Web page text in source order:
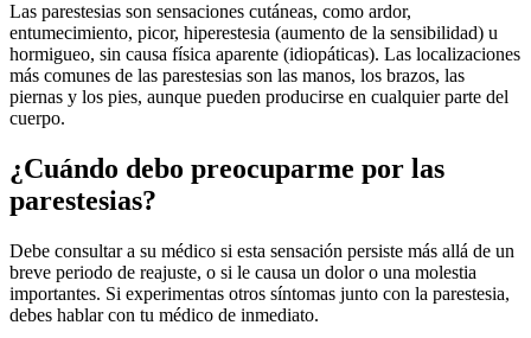
Las parestesias son sensaciones cutáneas, como ardor,
entumecimiento, picor, hiperestesia (aumento de la sensibilidad) u
hormigueo, sin causa física aparente (idiopáticas). Las localizaciones
más comunes de las parestesias son las manos, los brazos, las
piernas y los pies, aunque pueden producirse en cualquier parte del
cuerpo.
¿Cuándo debo preocuparme por las
parestesias?
Debe consultar a su médico si esta sensación persiste más allá de un
breve periodo de reajuste, o si le causa un dolor o una molestia
importantes. Si experimentas otros síntomas junto con la parestesia,
debes hablar con tu médico de inmediato.